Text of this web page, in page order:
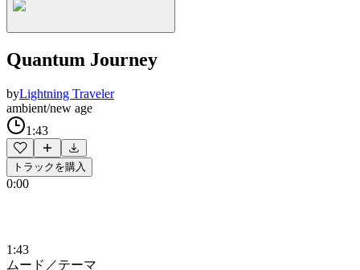
Quantum Journey
byLightning Traveler
ambient/new age
1:43
トラックを購入
0:00
1:43
ムード／テーマ